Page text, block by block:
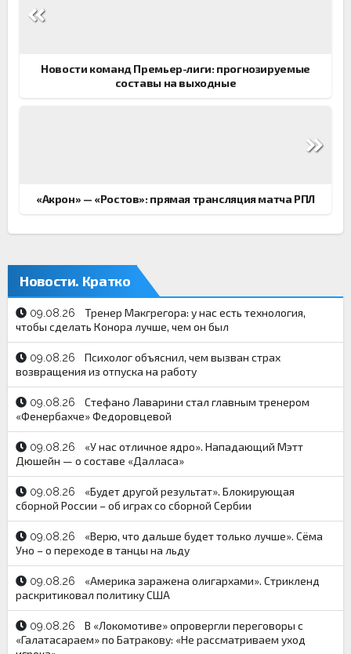
по
Новости команд Премьер-лиги: прогнозируемые
составы на выходные
«Акрон» — «Ростов»: прямая трансляция матча РПЛ
Новости. Кратко
09.08.26
Тренер Макгрегора: у нас есть технология,
чтобы сделать Конора лучше, чем он был
09.08.26
Психолог объяснил, чем вызван страх
возвращения из отпуска на работу
09.08.26
Стефано Лаварини стал главным тренером
«Фенербахче» Федоровцевой
09.08.26
«У нас отличное ядро». Нападающий Мэтт
Дюшейн — о составе «Далласа»
09.08.26
«Будет другой результат». Блокирующая
сборной России – об играх со сборной Сербии
09.08.26
«Верю, что дальше будет только лучше». Сёма
Уно – о переходе в танцы на льду
09.08.26
«Америка заражена олигархами». Стрикленд
раскритиковал политику США
09.08.26
В «Локомотиве» опровергли переговоры с
«Галатасараем» по Батракову: «Не рассматриваем уход